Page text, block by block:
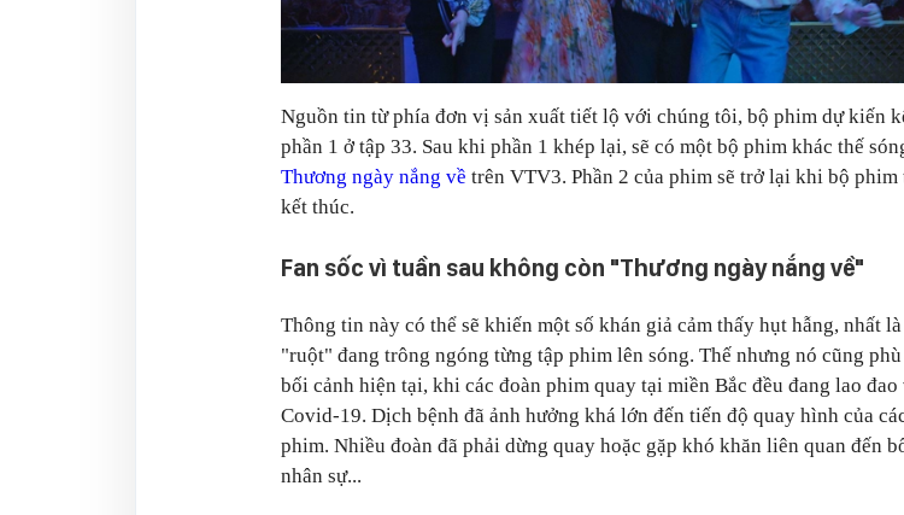
Nguồn tin từ phía đơn vị sản xuất tiết lộ với chúng tôi, bộ phim dự kiến
phần 1 ở tập 33. Sau khi phần 1 khép lại, sẽ có một bộ phim khác thế
Thương ngày nắng về trên VTV3. Phần 2 của phim sẽ trở lại khi bộ phim
kết thúc.
Fan sốc vì tuần sau không còn "Thương ngày nắng về"
Thông tin này có thể sẽ khiến một số khán giả cảm thấy hụt hẫng, nhất
"ruột" đang trông ngóng từng tập phim lên sóng. Thế nhưng nó cũng
bối cảnh hiện tại, khi các đoàn phim quay tại miền Bắc đều đang lao
Covid-19. Dịch bệnh đã ảnh hưởng khá lớn đến tiến độ quay hình của
phim. Nhiều đoàn đã phải dừng quay hoặc gặp khó khăn liên quan đến
nhân sự...